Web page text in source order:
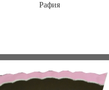
Рафия
9 отзыв(а), 100% положительных
099 553-22-86